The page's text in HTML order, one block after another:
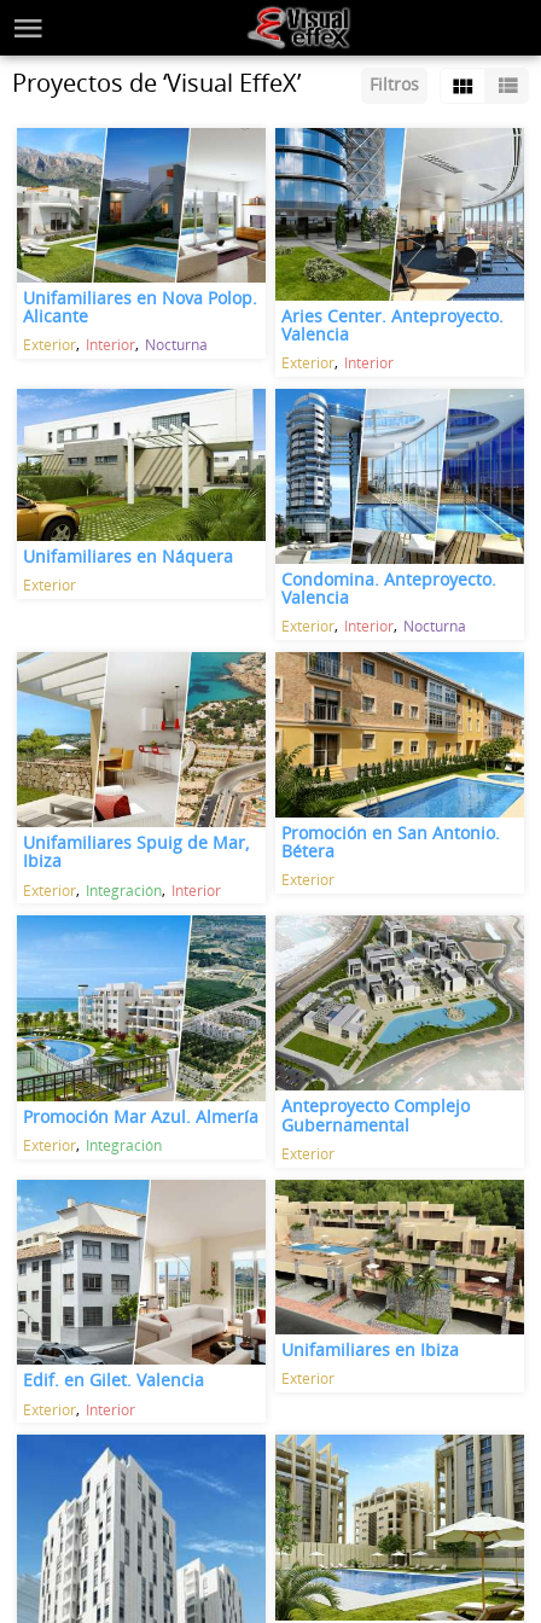
Filtros
Proyectos de ‘Visual EffeX’
Unifamiliares en Nova Polop.
Alicante
Exterior Interior Nocturna
Aries Center. Anteproyecto.
Valencia
Exterior Interior
Unifamiliares en Náquera
Exterior
Condomina. Anteproyecto.
Valencia
Exterior Interior Nocturna
Unifamiliares Spuig de Mar,
Ibiza
Exterior Integración Interior
Promoción en San Antonio.
Bétera
Exterior
Promoción Mar Azul. Almería
Exterior Integración
Anteproyecto Complejo
Gubernamental
Exterior
Edif. en Gilet. Valencia
Exterior Interior
Unifamiliares en Ibiza
Exterior